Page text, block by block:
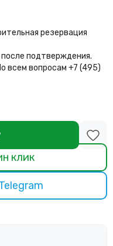
резервация
подтверждения.
всем вопросам +7 (495)
клик